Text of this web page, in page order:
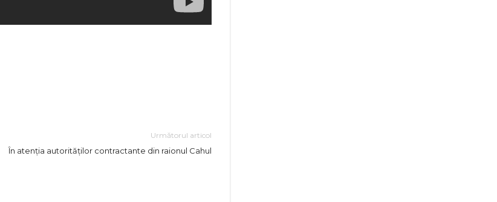
Următorul articol
În atenția autorităților contractante din raionul Cahul